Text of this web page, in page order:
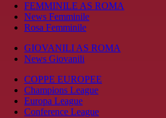
FEMMINILE AS ROMA
News Femminile
Rosa Femminile
GIOVANILI AS ROMA
News Giovanili
COPPE EUROPEE
Champions League
Europa League
Conference League